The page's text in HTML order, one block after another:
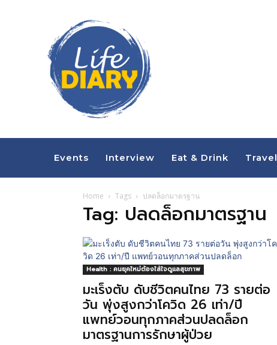
Events Interview Eat & Drink Travel
Home Tags ปลดล็อกมาตรฐาน
Tag: ปลดล็อกมาตรฐาน
Health : คนยุคใหม่ต้องใส่ใจดูแลสุขภาพ
มะเร็งตับ ดับชีวิตคนไทย 73 รายต่อ
วัน พุ่งสูงกว่าโควิด 26 เท่า/ปี
แพทย์วอนทุกภาคส่วนปลดล็อก
มาตรฐานการรักษาผู้ป่วย